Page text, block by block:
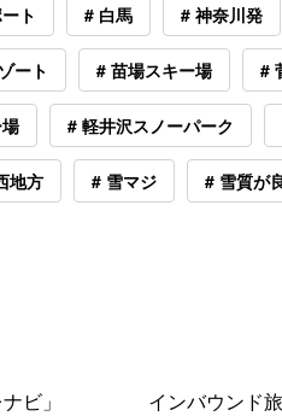
ト # 白馬 # 神奈川発
ート # 苗場スキー場 #
# 軽井沢スノーパーク
地方 # 雪マジ # 雪質が
ビ」 インバウンド